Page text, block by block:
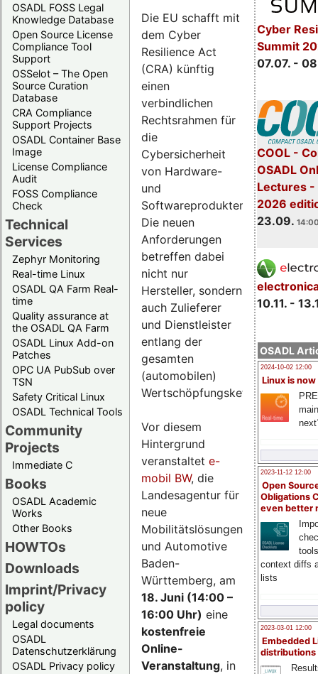
OSADL FOSS Legal
Knowledge Database
Open Source License
Compliance Tool
Support
OSSelot – The Open
Source Curation
Database
CRA Compliance
Support Projects
OSADL Container Base
Image
License Compliance
Audit
FOSS Compliance
Check
Technical
Services
Zephyr Monitoring
Real-time Linux
OSADL QA Farm Real-
time
Quality assurance at
the OSADL QA Farm
OSADL Linux Add-on
Patches
OPC UA PubSub over
TSN
Safety Critical Linux
OSADL Technical Tools
Community
Projects
Immediate C
Books
OSADL Academic
Works
Other Books
HOWTOs
Downloads
Imprint/Privacy
policy
Legal documents
OSADL
Datenschutzerklärung
OSADL Privacy policy
Cyber
Summit
07.07. -
COOL -
OSADL
Lectures -
2026
23.09.
10.11. -
OSADL
2024-10-02 12:00
Linux is now
2023-11-12 12:00
Open
Obligations
even better
context diffs
lists
2023-03-01 12:00
Embedded
distributions
Die EU schafft mit
dem Cyber
Resilience Act
(CRA) künftig
einen
verbindlichen
Rechtsrahmen für
die
Cybersicherheit
von Hardware-
und
Softwareprodukten.
Die neuen
Anforderungen
betreffen dabei
nicht nur
Hersteller, sondern
auch Zulieferer
und Dienstleister
entlang der
gesamten
(automobilen)
Wertschöpfungskette.
Vor diesem
Hintergrund
veranstaltet e-
mobil BW, die
Landesagentur für
neue
Mobilitätslösungen
und Automotive
Baden-
Württemberg, am
18. Juni (14:00 –
16:00 Uhr) eine
kostenfreie
Online-
Veranstaltung, in